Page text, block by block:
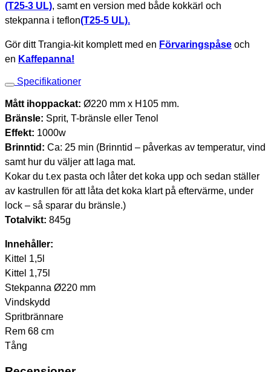
(T25-3 UL), samt en version med både kokkärl och
stekpanna i teflon(T25-5 UL).
Gör ditt Trangia-kit komplett med en Förvaringspåse och
en Kaffepanna!
Specifikationer
Mått ihoppackat: Ø220 mm x H105 mm.
Bränsle: Sprit, T-bränsle eller Tenol
Effekt: 1000w
Brinntid: Ca: 25 min (Brinntid – påverkas av temperatur, vind
samt hur du väljer att laga mat.
Kokar du t.ex pasta och låter det koka upp och sedan ställer
av kastrullen för att låta det koka klart på eftervärme, under
lock – så sparar du bränsle.)
Totalvikt: 845g
Innehåller:
Kittel 1,5l
Kittel 1,75l
Stekpanna Ø220 mm
Vindskydd
Spritbrännare
Rem 68 cm
Tång